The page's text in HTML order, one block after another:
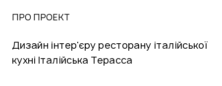
ПРО ПРОЕКТ
Дизайн інтер'єру ресторану італійської
кухні Італійська Терасса